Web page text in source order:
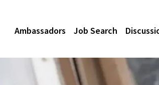
Ambassadors Job Search